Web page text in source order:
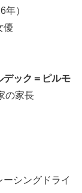
年）
優
デック＝ピルモ
の家長
ーシングドライ